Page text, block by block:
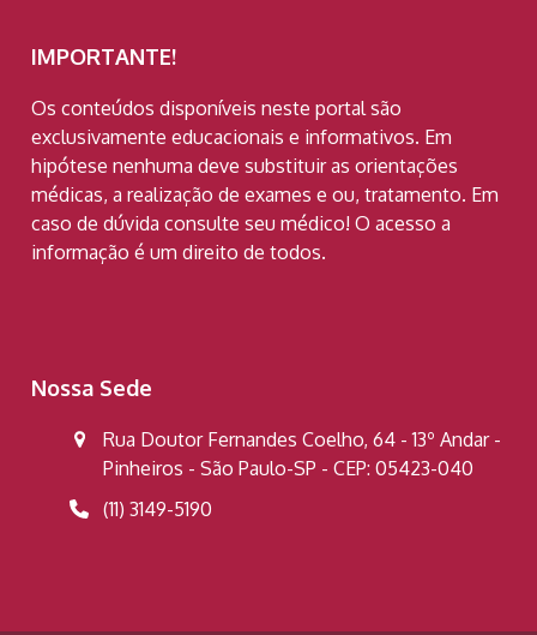
IMPORTANTE!
Os conteúdos disponíveis neste portal são
exclusivamente educacionais e informativos. Em
hipótese nenhuma deve substituir as orientações
médicas, a realização de exames e ou, tratamento. Em
caso de dúvida consulte seu médico! O acesso a
informação é um direito de todos.
Nossa Sede
Rua Doutor Fernandes Coelho, 64 - 13º Andar -
Pinheiros - São Paulo-SP - CEP: 05423-040
(11) 3149-5190